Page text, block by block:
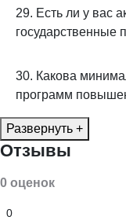
29. Есть ли у вас
государственные
30. Какова
программ
Развернуть +
Отзывы
0 оценок
0